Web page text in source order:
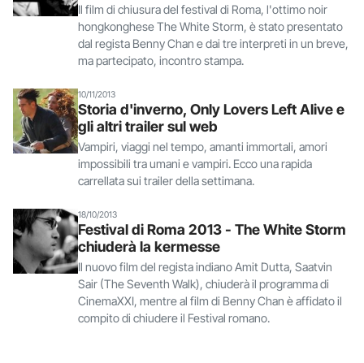
Il film di chiusura del festival di Roma, l'ottimo noir
hongkonghese The White Storm, è stato presentato
dal regista Benny Chan e dai tre interpreti in un breve,
ma partecipato, incontro stampa.
10/11/2013
Storia d'inverno, Only Lovers Left Alive e
gli altri trailer sul web
Vampiri, viaggi nel tempo, amanti immortali, amori
impossibili tra umani e vampiri. Ecco una rapida
carrellata sui trailer della settimana.
18/10/2013
Festival di Roma 2013 - The White Storm
chiuderà la kermesse
Il nuovo film del regista indiano Amit Dutta, Saatvin
Sair (The Seventh Walk), chiuderà il programma di
CinemaXXI, mentre al film di Benny Chan è affidato il
compito di chiudere il Festival romano.